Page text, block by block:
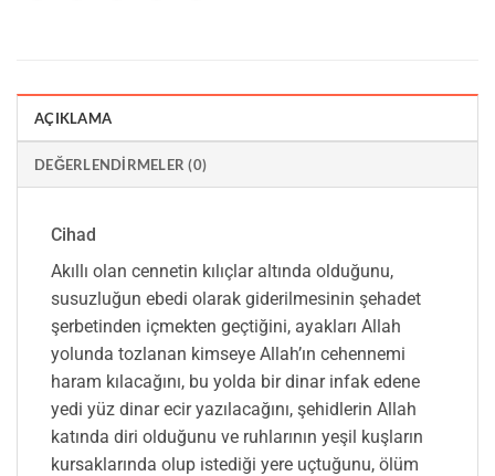
AÇIKLAMA
DEĞERLENDIRMELER (0)
Cihad
Akıllı olan cennetin kılıçlar altında olduğunu,
susuzluğun ebedi olarak giderilmesinin şehadet
şerbetinden içmekten geçtiğini, ayakları Allah
yolunda tozlanan kimseye Allah’ın cehennemi
haram kılacağını, bu yolda bir dinar infak edene
yedi yüz dinar ecir yazılacağını, şehidlerin Allah
katında diri olduğunu ve ruhlarının yeşil kuşların
kursaklarında olup istediği yere uçtuğunu, ölüm